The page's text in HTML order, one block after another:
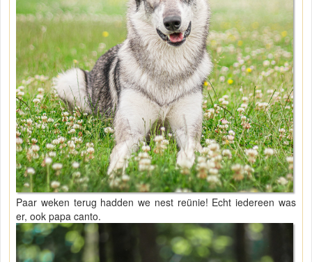
Paar weken terug hadden we nest reünie! Echt iedereen was
er, ook papa canto.